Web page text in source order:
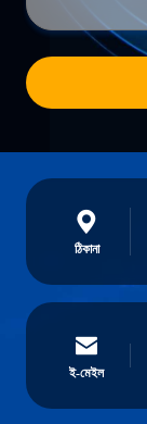
ঠিকানা
ই-মেইল